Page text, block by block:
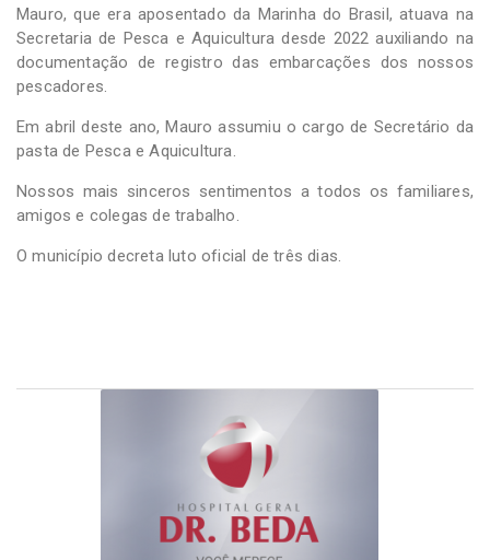
Mauro, que era aposentado da Marinha do Brasil, atuava na
Secretaria de Pesca e Aquicultura desde 2022 auxiliando na
documentação de registro das embarcações dos nossos
pescadores.
Em abril deste ano, Mauro assumiu o cargo de Secretário da
pasta de Pesca e Aquicultura.
Nossos mais sinceros sentimentos a todos os familiares,
amigos e colegas de trabalho.
O município decreta luto oficial de três dias.